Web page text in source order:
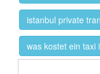
istanbul private
was kostet ein taxi